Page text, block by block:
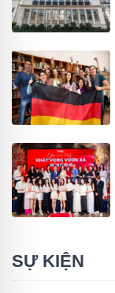
SỰ KIỆN